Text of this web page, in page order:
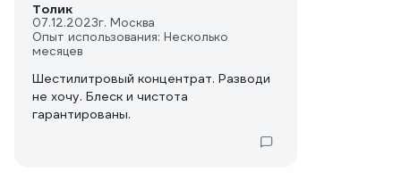
Толик
07.12.2023г. Москва
Опыт использования: Несколько
месяцев
Шестилитровый концентрат. Разводи
не хочу. Блеск и чистота
гарантированы.